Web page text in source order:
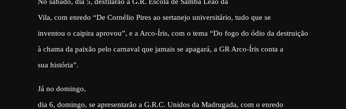
Vila, com enredo “De Cornélio Pires ao sertanejo universitário, tudo que se
inventou o caipira aprovou”, e a Arco-Íris, com o tema “Do fogo do ódio da destruição
à chama da paixão pelo carnaval que jamais se apagará, a GR Arco-Íris conta a
sua história”.
Já no domingo,
dia 6, domingo, se apresentarão a G.R.C. Unidos da Madrugada, com o enredo